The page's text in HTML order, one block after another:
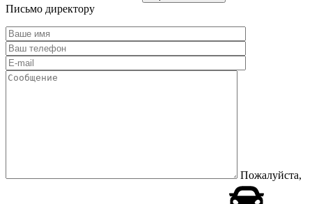
Письмо директору
Пожалуйста,